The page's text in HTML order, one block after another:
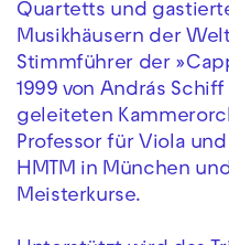
Quartetts und
Musikhäusern der
Stimmführer der
1999 von András
geleiteten
Professor für Viola
HMTM in München
Meisterkurse.